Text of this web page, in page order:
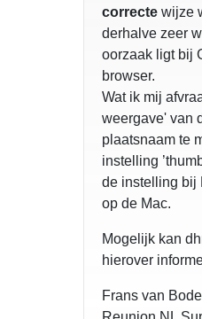
correcte wijze
derhalve zeer
oorzaak ligt bij
browser.
Wat ik mij
weergave' van
plaatsnaam te
instelling
de instelling bij
op de Mac.
Mogelijk kan
hierover
Frans van